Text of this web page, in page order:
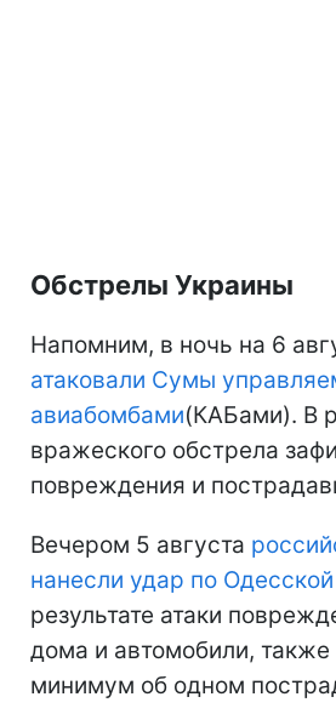
Обстрелы Украины
Напомним, в ночь на 6
атаковали Сумы
авиабомбами(КАБами). В
вражеского обстрела
повреждения и
Вечером 5 августа
нанесли удар по
результате атаки
дома и автомобили, также
минимум об одном